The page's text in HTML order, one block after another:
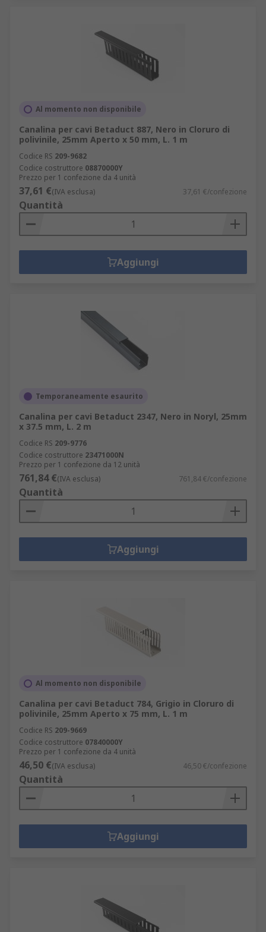
Al momento non disponibile
Canalina per cavi Betaduct 887, Nero in Cloruro di
polivinile, 25mm Aperto x 50 mm, L. 1 m
Codice RS 209-9682
Codice costruttore 08870000Y
Prezzo per 1 confezione da 4 unità
37,61 €(IVA esclusa) 37,61 €/confezione
Quantità
Aggiungi
Temporaneamente esaurito
Canalina per cavi Betaduct 2347, Nero in Noryl, 25mm
x 37.5 mm, L. 2 m
Codice RS 209-9776
Codice costruttore 23471000N
Prezzo per 1 confezione da 12 unità
761,84 €(IVA esclusa) 761,84 €/confezione
Quantità
Aggiungi
Al momento non disponibile
Canalina per cavi Betaduct 784, Grigio in Cloruro di
polivinile, 25mm Aperto x 75 mm, L. 1 m
Codice RS 209-9669
Codice costruttore 07840000Y
Prezzo per 1 confezione da 4 unità
46,50 €(IVA esclusa) 46,50 €/confezione
Quantità
Aggiungi